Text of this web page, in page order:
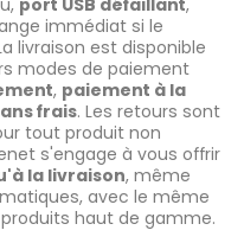
port USB défaillant,
immédiat si le
livraison est disponible
modes de paiement
, paiement à la
frais. Les retours sont
tout produit non
s'engage à vous offrir
la livraison, même
avec le même
haut de gamme.